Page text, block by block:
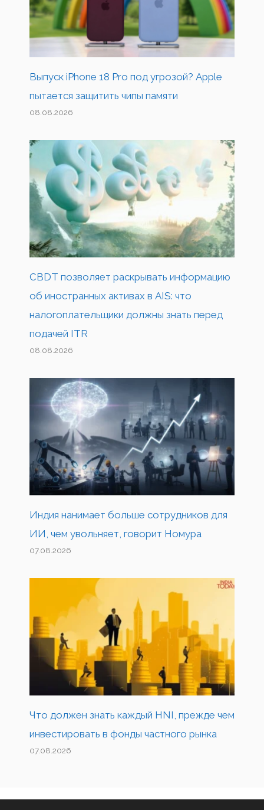
Выпуск iPhone 18 Pro под угрозой? Apple
пытается защитить чипы памяти
08.08.2026
CBDT позволяет раскрывать информацию
об иностранных активах в AIS: что
налогоплательщики должны знать перед
подачей ITR
08.08.2026
Индия нанимает больше сотрудников для
ИИ, чем увольняет, говорит Номура
07.08.2026
Что должен знать каждый HNI, прежде чем
инвестировать в фонды частного рынка
07.08.2026